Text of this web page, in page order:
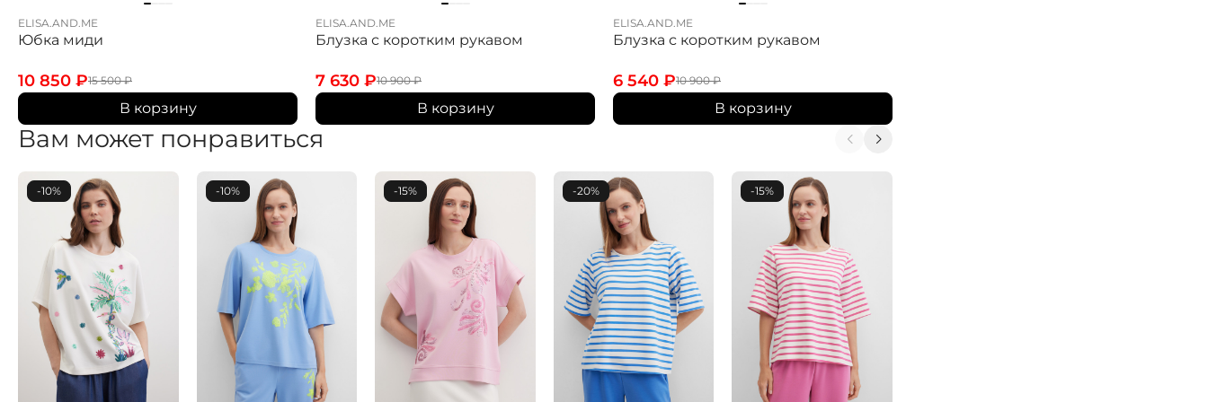
ELISA.AND.ME
Юбка миди
15 500₽
10 850 ₽
В корзину
ELISA.AND.ME
Блузка с коротким рукавом
10 900₽
7 630 ₽
В корзину
ELISA.AND.ME
Блузка с коротким рукавом
10 900₽
6 540 ₽
В корзину
Вам может понравиться
-10% -10% -15% -20% -15%